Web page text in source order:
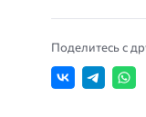
Поделитесь с